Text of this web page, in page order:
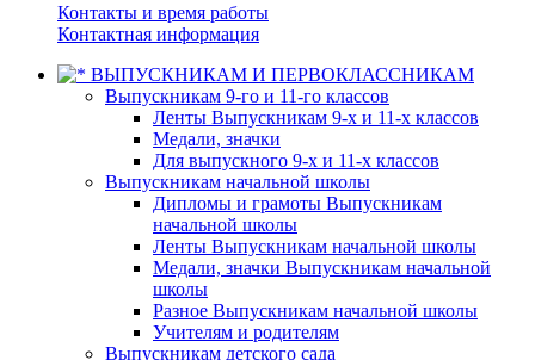
Контакты и время работы
Контактная информация
ВЫПУСКНИКАМ И ПЕРВОКЛАССНИКАМ
Выпускникам 9-го и 11-го классов
Ленты Выпускникам 9-х и 11-х классов
Медали, значки
Для выпускного 9-х и 11-х классов
Выпускникам начальной школы
Дипломы и грамоты Выпускникам
начальной школы
Ленты Выпускникам начальной школы
Медали, значки Выпускникам начальной
школы
Разное Выпускникам начальной школы
Учителям и родителям
Выпускникам детского сада